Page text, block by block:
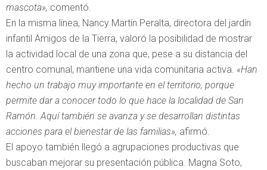
mascota», comentó.
En la misma línea, Nancy Martín Peralta, directora del jardín
infantil Amigos de la Tierra, valoró la posibilidad de mostrar
la actividad local de una zona que, pese a su distancia del
centro comunal, mantiene una vida comunitaria activa. «Han
hecho un trabajo muy importante en el territorio, porque
permite dar a conocer todo lo que hace la localidad de San
Ramón. Aquí también se avanza y se desarrollan distintas
acciones para el bienestar de las familias», afirmó.
El apoyo también llegó a agrupaciones productivas que
buscaban mejorar su presentación pública. Magna Soto,